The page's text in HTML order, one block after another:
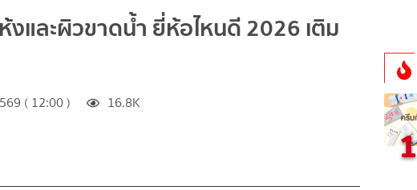
และผิวขาดน้ำ ยี่ห้อไหนดี 2026 เติม
( 12:00 ) 16.8K
1